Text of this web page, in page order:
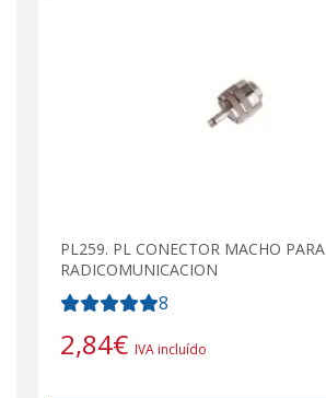
PL259. PL CONECTOR MACHO PARA
RADICOMUNICACION
8
2,84€ IVA incluído